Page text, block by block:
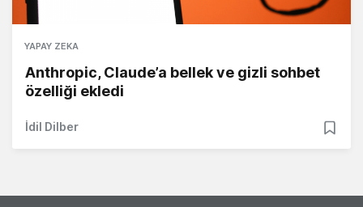
YAPAY ZEKA
Anthropic, Claude’a bellek ve gizli sohbet
özelliği ekledi
İdil Dilber